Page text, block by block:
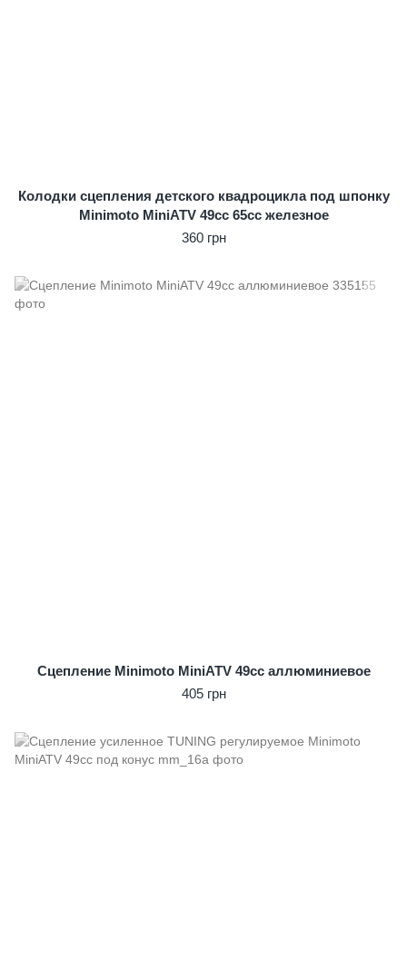
Колодки сцепления детского квадроцикла под шпонку
Minimoto MiniATV 49сс 65cc железное
360 грн
Сцепление Minimoto MiniATV 49сс аллюминиевое
405 грн